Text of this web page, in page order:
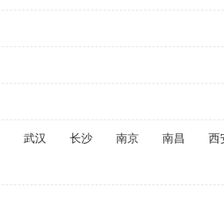
武汉 长沙 南京 南昌 西